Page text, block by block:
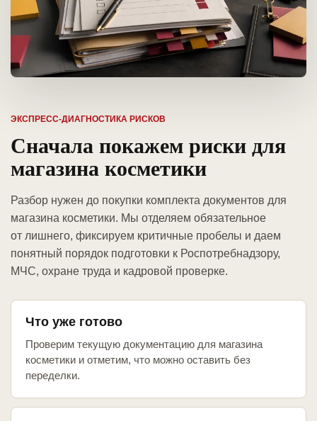
ЭКСПРЕСС-ДИАГНОСТИКА РИСКОВ
Сначала покажем риски для
магазина косметики
Разбор нужен до покупки комплекта документов для
магазина косметики. Мы отделяем обязательное
от лишнего, фиксируем критичные пробелы и даем
понятный порядок подготовки к Роспотребнадзору,
МЧС, охране труда и кадровой проверке.
Что уже готово
Проверим текущую документацию для магазина
косметики и отметим, что можно оставить без
переделки.